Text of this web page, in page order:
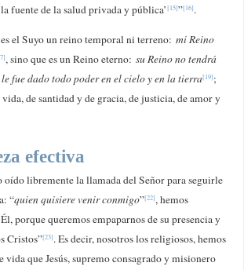
fuente de la salud privada y pública’[15]”[16].
el Suyo un reino temporal ni terreno:mi Reino
, sino que es un Reino eterno:su Reino no tendrá
le fue dado todo poder en el cielo y en la tierra[19];
de santidad y de gracia, de justicia, de amor y
efectiva
oído libremente la llamada del Señor para seguirle
“quien quisiere venir conmigo”[22], hemos
porque queremos empaparnos de su presencia y
Cristos”[23]. Es decir, nosotros los religiosos, hemos
vida que Jesús, supremo consagrado y misionero